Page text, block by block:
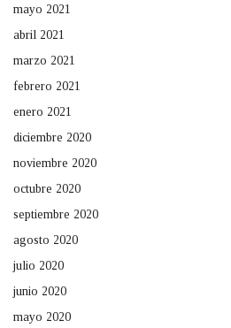
mayo 2021
abril 2021
marzo 2021
febrero 2021
enero 2021
diciembre 2020
noviembre 2020
octubre 2020
septiembre 2020
agosto 2020
julio 2020
junio 2020
mayo 2020